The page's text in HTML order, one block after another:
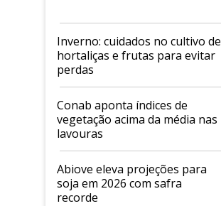
Inverno: cuidados no cultivo de
hortaliças e frutas para evitar
perdas
Conab aponta índices de
vegetação acima da média nas
lavouras
Abiove eleva projeções para
soja em 2026 com safra
recorde